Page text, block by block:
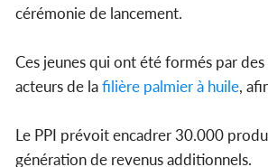
cérémonie de lancement.
Ces jeunes qui ont été formés par
acteurs de lafilière palmier à huile,
Le PPI prévoit encadrer 30.000
génération de revenus additionnels.